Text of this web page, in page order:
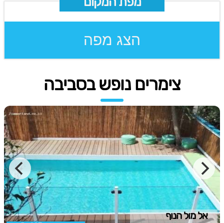
הצג מפה
צימרים נופש בסביבה
אל מול הנוף